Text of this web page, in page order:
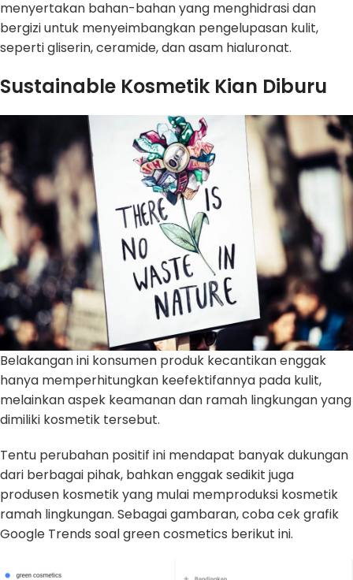
menyertakan bahan-bahan yang menghidrasi dan
bergizi untuk menyeimbangkan pengelupasan kulit,
seperti gliserin, ceramide, dan asam hialuronat.
Sustainable Kosmetik Kian Diburu
Belakangan ini konsumen produk kecantikan enggak
hanya memperhitungkan keefektifannya pada kulit,
melainkan aspek keamanan dan ramah lingkungan yang
dimiliki kosmetik tersebut.
Tentu perubahan positif ini mendapat banyak dukungan
dari berbagai pihak, bahkan enggak sedikit juga
produsen kosmetik yang mulai memproduksi kosmetik
ramah lingkungan. Sebagai gambaran, coba cek grafik
Google Trends soal green cosmetics berikut ini.